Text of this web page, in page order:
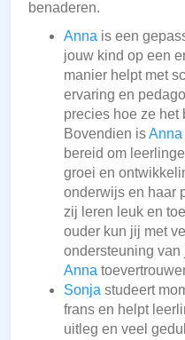
benaderen.
Anna is een
jouw kind op een
manier helpt met
ervaring en
precies hoe ze het
Bovendien isAnna
bereid om
groei en
onderwijs en haar
zij leren leuk en
ouder kun jij met
ondersteuning van
Anna
Sonja studeert
frans en helpt
uitleg en veel